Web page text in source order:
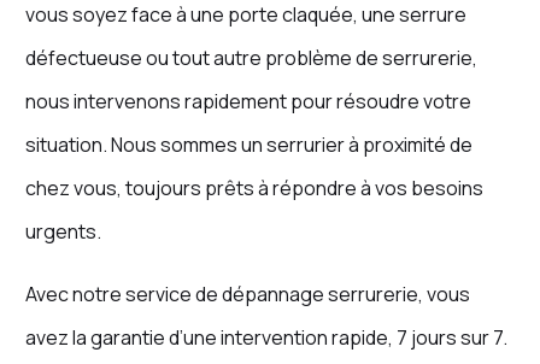
vous soyez face à une porte claquée, une serrure
défectueuse ou tout autre problème de serrurerie,
nous intervenons rapidement pour résoudre votre
situation. Nous sommes un serrurier à proximité de
chez vous, toujours prêts à répondre à vos besoins
urgents.
Avec notre service de dépannage serrurerie, vous
avez la garantie d’une intervention rapide, 7 jours sur 7.